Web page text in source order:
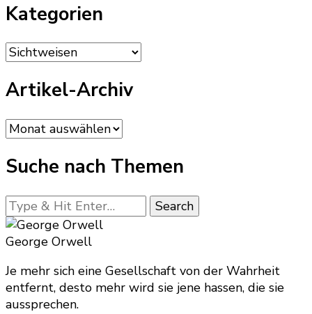
Kategorien
Kategorien
Artikel-Archiv
Artikel-
Archiv
Suche nach Themen
Looking
for
Something?
George Orwell
Je mehr sich eine Gesellschaft von der Wahrheit
entfernt, desto mehr wird sie jene hassen, die sie
aussprechen.